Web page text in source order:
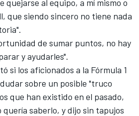
quejarse al equipo, a mí mismo o
que siendo sincero no tiene nada
de sumar puntos, no hay
y ayudarles".
si los aficionados a la Fórmula 1
sobre un posible "truco
que han existido en el pasado,
quería saberlo, y dijo sin tapujos